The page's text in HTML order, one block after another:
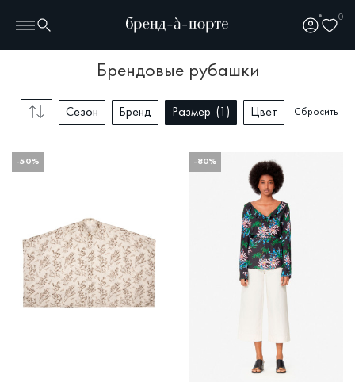
0
брендовые рубашки
Сезон Бренд Размер 1 Цвет Сбросить
-50% -80%